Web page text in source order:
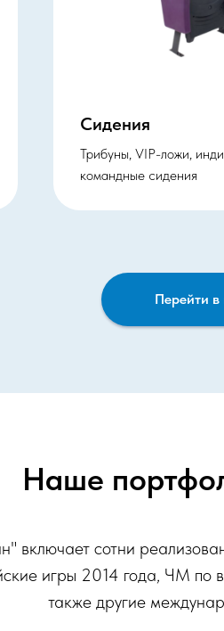
Сидения
Трибуны, VIP-ложи,
командные сидения
Перейти в
Наше
включает сотни
игры 2014 года, ЧМ по
также другие